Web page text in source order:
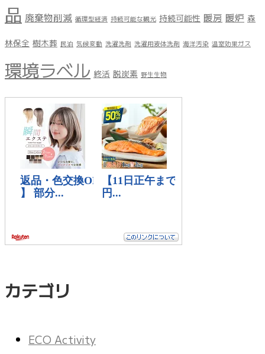
品 廃棄物削減 循環型経済 持続可能な観光 持続可能性 暖房 暖炉 森
林保全 樹木葬 民泊 気候変動 洗濯洗剤 洗濯用液体洗剤 海洋汚染 温室効果ガス
環境ラベル 終活 脱炭素 野生生物
カテゴリ
ECO Activity